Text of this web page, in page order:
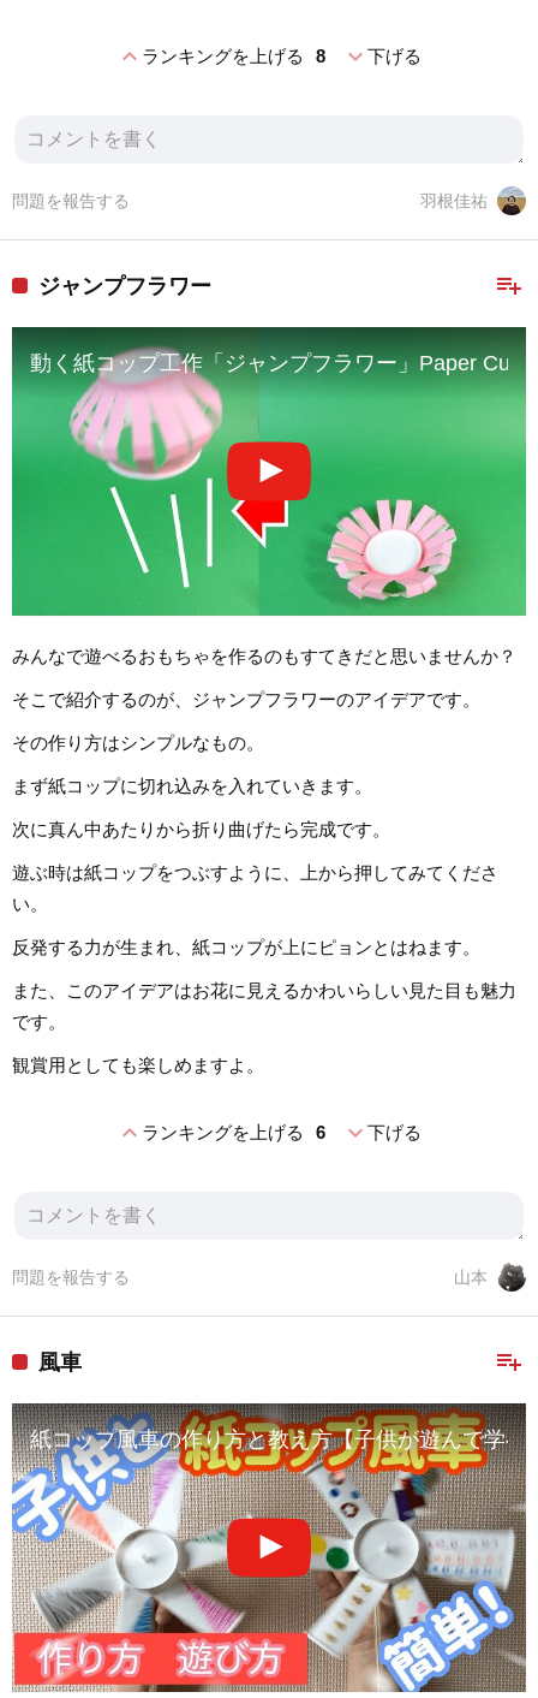
expand_lessランキングを上げる 8 expand_more下げる
羽根佳祐
問題を報告する
playlist_add
ジャンプフラワー
動く紙コップ工作「ジャンプフラワー」Paper Cup
みんなで遊べるおもちゃを作るのもすてきだと思いませんか？
そこで紹介するのが、ジャンプフラワーのアイデアです。
その作り方はシンプルなもの。
まず紙コップに切れ込みを入れていきます。
次に真ん中あたりから折り曲げたら完成です。
遊ぶ時は紙コップをつぶすように、上から押してみてくださ
い。
反発する力が生まれ、紙コップが上にピョンとはねます。
また、このアイデアはお花に見えるかわいらしい見た目も魅力
です。
観賞用としても楽しめますよ。
expand_lessランキングを上げる 6 expand_more下げる
山本
問題を報告する
playlist_add
風車
紙コップ風車の作り方と教え方【子供が遊んで学べ